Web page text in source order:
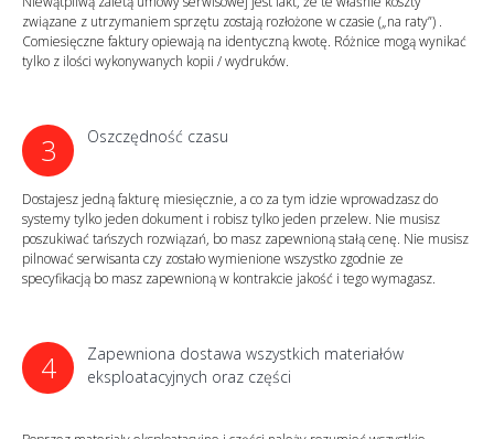
związane z utrzymaniem sprzętu zostają rozłożone w czasie („na raty”) .
Comiesięczne faktury opiewają na identyczną kwotę. Różnice mogą wynikać
tylko z ilości wykonywanych kopii / wydruków.
3 Oszczędność czasu
Dostajesz jedną fakturę miesięcznie, a co za tym idzie wprowadzasz do
systemy tylko jeden dokument i robisz tylko jeden przelew. Nie musisz
poszukiwać tańszych rozwiązań, bo masz zapewnioną stałą cenę. Nie musisz
pilnować serwisanta czy zostało wymienione wszystko zgodnie ze
specyfikacją bo masz zapewnioną w kontrakcie jakość i tego wymagasz.
4
Zapewniona dostawa wszystkich materiałów
eksploatacyjnych oraz części